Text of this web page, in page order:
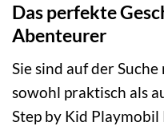
Das perfekte
Abenteurer
Sie sind auf der
sowohl praktisch als
Step by Kid Playmobil